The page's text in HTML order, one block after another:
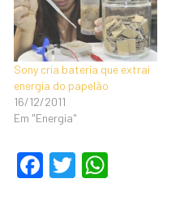
Sony cria bateria que extrai
energia do papelão
16/12/2011
Em "Energia"
F
T